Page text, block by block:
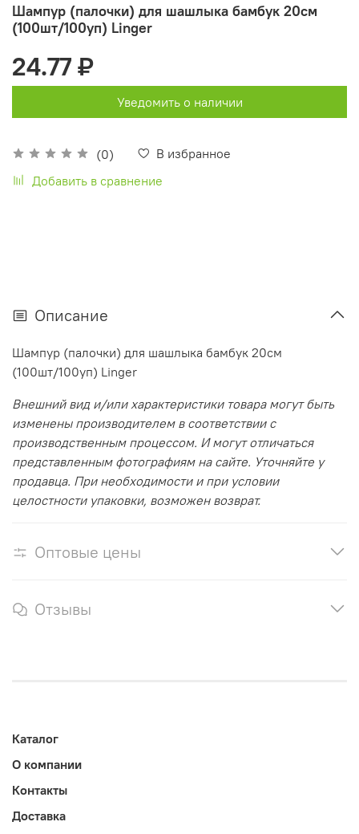
Шампур (палочки) для шашлыка бамбук 20см
(100шт/100уп) Linger
(0)
В избранное
Добавить в сравнение
24.77 ₽
Уведомить о наличии
Описание
Шампур (палочки) для шашлыка бамбук 20см
(100шт/100уп) Linger
Внешний вид и/или характеристики товара могут быть
изменены производителем в соответствии с
производственным процессом. И могут отличаться
представленным фотографиям на сайте. Уточняйте у
продавца. При необходимости и при условии
целостности упаковки, возможен возврат.
Оптовые цены
Отзывы
Каталог
О компании
Контакты
Доставка